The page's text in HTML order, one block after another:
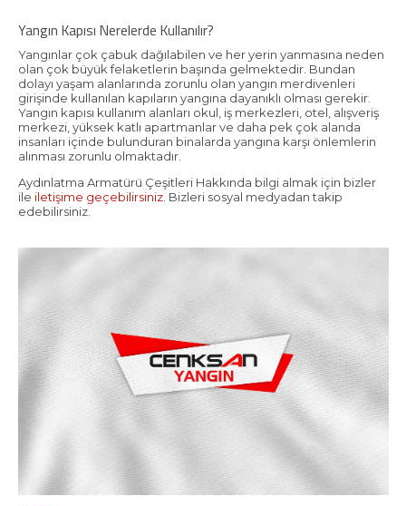
Yangın Kapısı Nerelerde Kullanılır?
Yangınlar çok çabuk dağılabilen ve her yerin yanmasına neden
olan çok büyük felaketlerin başında gelmektedir. Bundan
dolayı yaşam alanlarında zorunlu olan yangın merdivenleri
girişinde kullanılan kapıların yangına dayanıklı olması gerekir.
Yangın kapısı kullanım alanları okul, iş merkezleri, otel, alışveriş
merkezi, yüksek katlı apartmanlar ve daha pek çok alanda
insanları içinde bulunduran binalarda yangına karşı önlemlerin
alınması zorunlu olmaktadır.
Aydınlatma Armatürü Çeşitleri Hakkında bilgi almak için bizler
ile iletişime geçebilirsiniz. Bizleri sosyal medyadan takip
edebilirsiniz.